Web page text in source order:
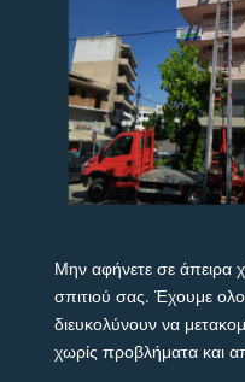
Μην αφήνετε σε άπειρα
σπιτιού σας. Έχουμε
διευκολύνουν να
χωρίς προβλήματα και